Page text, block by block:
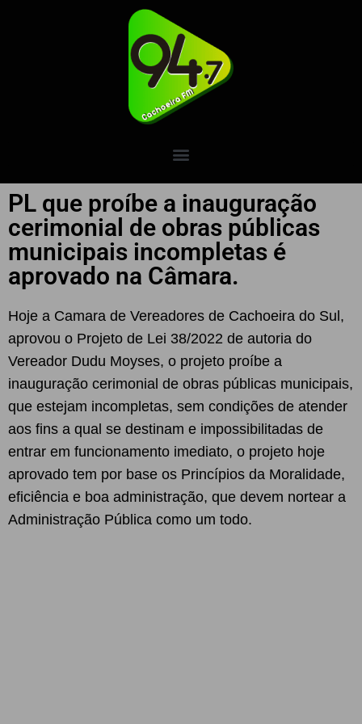
PL que proíbe a inauguração
cerimonial de obras públicas
municipais incompletas é
aprovado na Câmara.
Hoje a Camara de Vereadores de Cachoeira do Sul,
aprovou o Projeto de Lei 38/2022 de autoria do
Vereador Dudu Moyses, o projeto proíbe a
inauguração cerimonial de obras públicas municipais,
que estejam incompletas, sem condições de atender
aos fins a qual se destinam e impossibilitadas de
entrar em funcionamento imediato, o projeto hoje
aprovado tem por base os Princípios da Moralidade,
eficiência e boa administração, que devem nortear a
Administração Pública como um todo.